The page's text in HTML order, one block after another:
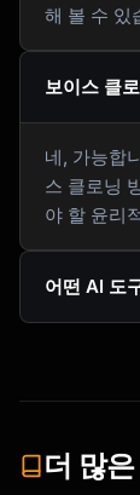
해 볼 수 있
보이스 클
네, 가능합
스 클로닝
야 할 윤리
어떤 AI 도
더 많